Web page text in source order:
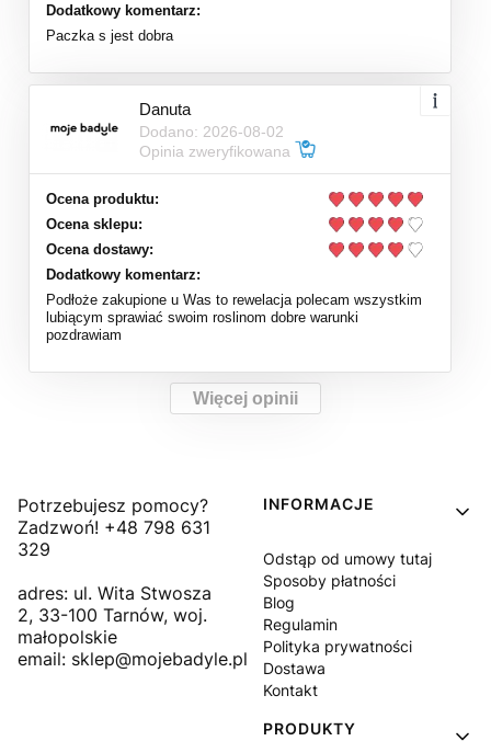
Dodatkowy komentarz:
Paczka s jest dobra
Danuta
Dodano: 2026-08-02
Opinia zweryfikowana
Ocena produktu:
Ocena sklepu:
Ocena dostawy:
Dodatkowy komentarz:
Podłoże zakupione u Was to rewelacja polecam wszystkim
lubiącym sprawiać swoim roslinom dobre warunki
pozdrawiam
Więcej opinii
Potrzebujesz pomocy?
Zadzwoń! +48 798 631
329
adres: ul. Wita Stwosza
2, 33-100 Tarnów, woj.
małopolskie
email: sklep@mojebadyle.pl
Linki w stopce
INFORMACJE
Odstąp od umowy tutaj
Sposoby płatności
Blog
Regulamin
Polityka prywatności
Dostawa
Kontakt
PRODUKTY